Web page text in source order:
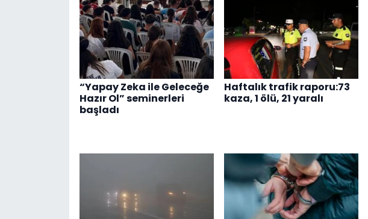
“Yapay Zeka ile Geleceğe
Hazır Ol” seminerleri
başladı
Haftalık trafik raporu:73
kaza, 1 ölü, 21 yaralı